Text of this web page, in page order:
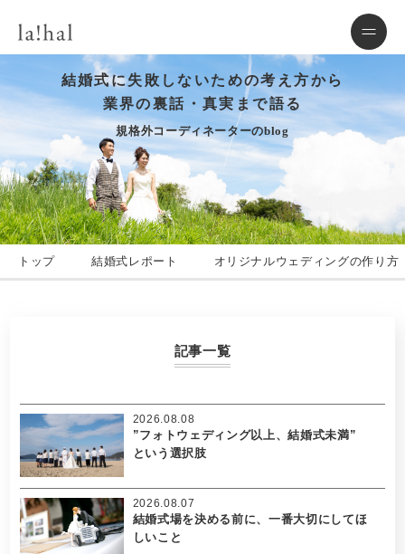
結婚式に失敗しないための考え方から
業界の裏話・真実まで語る
規格外コーディネーターのblog
トップ 結婚式レポート オリジナルウェディングの作り方
記事一覧
”フォトウェディング以上、結婚式未満”
という選択肢
2026.08.08
結婚式場を決める前に、一番大切にしてほ
しいこと
2026.08.07